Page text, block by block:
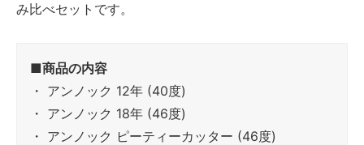
み比べセットです。
■商品の内容
・ アンノック 12年 (40度)
・ アンノック 18年 (46度)
・ アンノック ピーティーカッター (46度)